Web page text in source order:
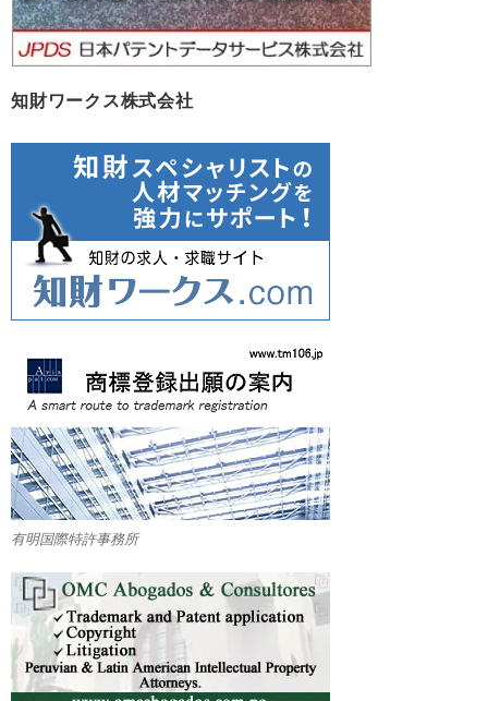
知財ワークス株式会社
有明国際特許事務所